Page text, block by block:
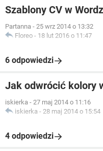
Szablony CV w
Partanna - 25 wrz 2014 o 13:32
Floreo - 18 lut 2016 o 11:47
6 odpowiedzi
Jak odwrócić kolory
iskierka - 27 maj 2014 o 11:16
iskierka - 28 maj 2014 o 15:54
4 odpowiedzi